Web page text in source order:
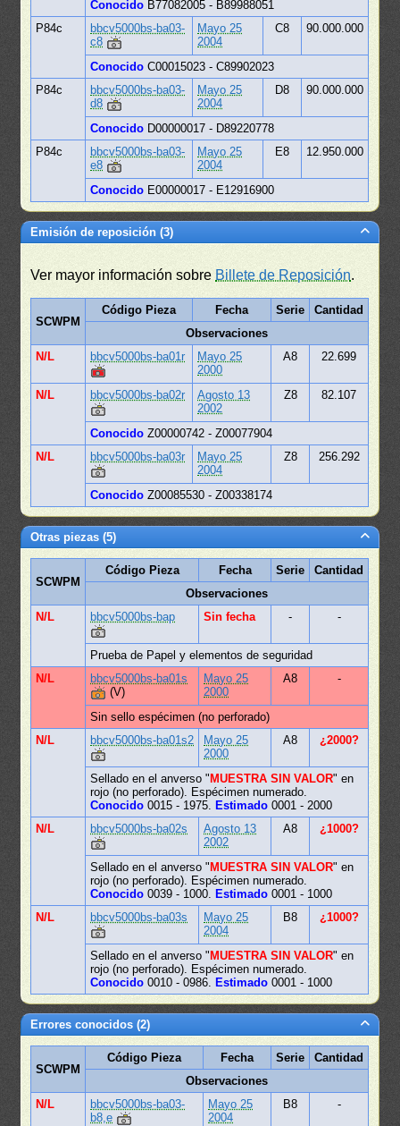
Conocido B77082005 - B89988051
P84c
bbcv5000bs-ba03-
c8
Mayo 25
2004
C8 90.000.000
Conocido C00015023 - C89902023
P84c
bbcv5000bs-ba03-
d8
Mayo 25
2004
D8 90.000.000
Conocido D00000017 - D89220778
P84c
bbcv5000bs-ba03-
e8
Mayo 25
2004
E8 12.950.000
Conocido E00000017 - E12916900
Emisión de reposición (3)
Ver mayor información sobre Billete de Reposición.
SCWPM
Código Pieza Fecha Serie
Cantidad
Observaciones
N/L
bbcv5000bs-ba01r
Mayo 25
2000
A8 22.699
N/L bbcv5000bs-ba02r
Agosto 13
2002
Z8 82.107
Conocido Z00000742 - Z00077904
N/L
bbcv5000bs-ba03r
Mayo 25
2004
Z8 256.292
Conocido Z00085530 - Z00338174
Otras piezas (5)
SCWPM
Código Pieza Fecha Serie
Cantidad
Observaciones
N/L
bbcv5000bs-bap Sin fecha - -
Prueba de Papel y elementos de seguridad
N/L
bbcv5000bs-ba01s
(V)
Mayo 25
2000
A8 -
Sin sello espécimen (no perforado)
N/L
bbcv5000bs-ba01s2
Mayo 25
2000
A8 ¿2000?
Sellado en el anverso " MUESTRA SIN VALOR" en
rojo (no perforado). Espécimen numerado.
Conocido 0015 - 1975. Estimado 0001 - 2000
N/L
bbcv5000bs-ba02s
Agosto 13
2002
A8 ¿1000?
Sellado en el anverso " MUESTRA SIN VALOR" en
rojo (no perforado). Espécimen numerado.
Conocido 0039 - 1000. Estimado 0001 - 1000
N/L
bbcv5000bs-ba03s
Mayo 25
2004
B8 ¿1000?
Sellado en el anverso " MUESTRA SIN VALOR" en
rojo (no perforado). Espécimen numerado.
Conocido 0010 - 0986. Estimado 0001 - 1000
Errores conocidos (2)
SCWPM
Código Pieza Fecha Serie
Cantidad
Observaciones
N/L
bbcv5000bs-ba03-
b8,e
Mayo 25
2004
B8 -